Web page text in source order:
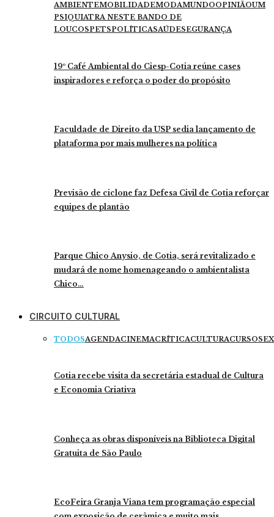
AMBIENTEMOBILIDADEMODAMUNDOOPINIÃOUM
PSIQUIATRA NESTE BANDO DE
LOUCOSPETSPOLÍTICASAÚDESEGURANÇA
19º Café Ambiental do Ciesp-Cotia reúne cases
inspiradores e reforça o poder do propósito
Faculdade de Direito da USP sedia lançamento de
plataforma por mais mulheres na política
Previsão de ciclone faz Defesa Civil de Cotia reforçar
equipes de plantão
Parque Chico Anysio, de Cotia, será revitalizado e
mudará de nome homenageando o ambientalista
Chico…
CIRCUITO CULTURAL
TODOSAGENDACINEMACRÍTICACULTURACURSOS
Cotia recebe visita da secretária estadual de Cultura
e Economia Criativa
Conheça as obras disponíveis na Biblioteca Digital
Gratuita de São Paulo
EcoFeira Granja Viana tem programação especial